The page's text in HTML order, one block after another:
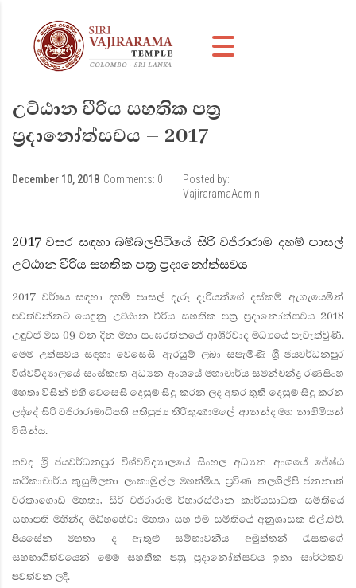
උට්ඨාන වීරිය සහතික පත්‍ර
ප්‍රදානෝත්සවය – 2017
December 10, 2018 Comments: 0
Posted by:
VajiraramaAdmin
2017 වසර සඳහා බම්බලපිටියේ සිරි වජිරාරාම දහම් පාසල්
උට්ඨාන වීරිය සහතික පත්‍ර ප්‍රදානෝත්සවය
2017 වර්ෂය සඳහා දහම් පාසල් දැරූ දැරියන්ගේ දස්කම් ඇගැයෙමින්
පවත්වන්නට යෙදුනු උට්ඨාන වීරිය සහතික පත්‍ර ප්‍රදානෝත්සවය 2018
උඳුවප් මස 09 වන දින මහා සංඝරත්නයේ ආශීර්වාද මධ්‍යයේ පැවැත්වුණි.
මෙම උත්සවය සඳහා වෙසෙසි ඇරයුම් ලබා සපැමිණි ශ්‍රී ජයවර්ධනපුර
විශ්වවිද්‍යාලයේ සංස්කෘත අධ්‍යන අංශයේ මහාචාර්ය සමන්චන්ද්‍ර රණසිංහ
මහතා විසින් එහි වෙසෙසි දෙසුම සිදු කරන ලද අතර තුති දෙසුම සිදු කරන
ලද්දේ සිරි වජිරාරාමාධිපති අතිපුජ්‍ය තිරිකුණාමලේ ආනන්ද මහ නාහිමියන්
විසින්ය.
තවද ශ්‍රී ජයවර්ධනපුර විශ්වවිද්‍යාලයේ සිංහල අධ්‍යන අංශයේ ජේෂ්ඨ
කථිකාචාර්ය කුසුම්ලතා ලංකාමුල්ල මහත්මිය, ප්‍රවිණ කලශිල්පි ජනනාත්
වරකාගොඩ මහතා, සිරි වජිරාරාම විහාරස්ථාන කාර්යසාධක සමිතියේ
සභාපති මහින්ද මඩිහහේවා මහතා සහ එම සමිතියේ අනුශාසක එල්.එච්.
පියසේන මහතා ද ඇතුළු සම්භාවනීය අමුත්තන් රැසකගේ
සහභාගිත්වයෙන් මෙම සහතික පත්‍ර ප්‍රදානෝත්සවය ඉතා සාර්ථකව
පවත්වන ලදි.